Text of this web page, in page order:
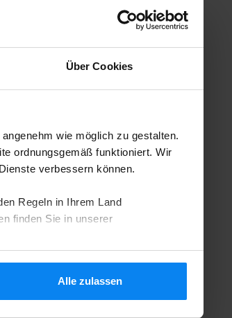
Über Cookies
wie möglich zu gestalten.
ordnungsgemäß funktioniert. Wir
verbessern können.
Regeln in Ihrem Land
finden Sie in unserer
Alle zulassen